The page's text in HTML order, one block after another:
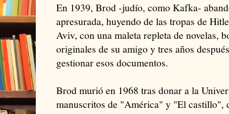
En 1939, Brod -judío, como Kafka-
apresurada, huyendo de las tropas de
Aviv, con una maleta repleta de novelas,
originales de su amigo y tres años
gestionar esos documentos.
Brod murió en 1968 tras donar a la
manuscritos de "América" y "El castillo",